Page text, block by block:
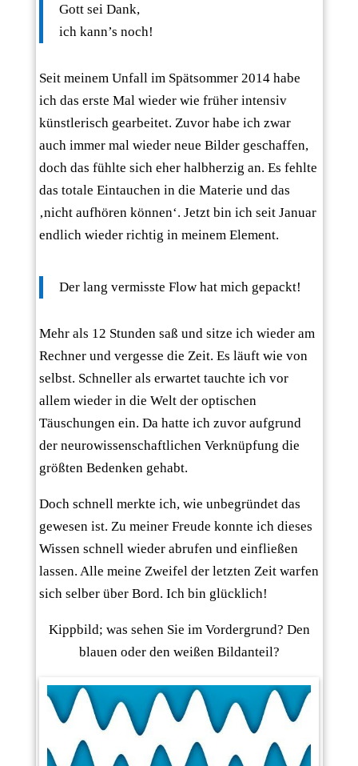
Gott sei Dank,
ich kann’s noch!
Seit meinem Unfall im Spätsommer 2014 habe
ich das erste Mal wieder wie früher intensiv
künstlerisch gearbeitet. Zuvor habe ich zwar
auch immer mal wieder neue Bilder geschaffen,
doch das fühlte sich eher halbherzig an. Es fehlte
das totale Eintauchen in die Materie und das
‚nicht aufhören können‘. Jetzt bin ich seit Januar
endlich wieder richtig in meinem Element.
Der lang vermisste Flow hat mich gepackt!
Mehr als 12 Stunden saß und sitze ich wieder am
Rechner und vergesse die Zeit. Es läuft wie von
selbst. Schneller als erwartet tauchte ich vor
allem wieder in die Welt der optischen
Täuschungen ein. Da hatte ich zuvor aufgrund
der neurowissenschaftlichen Verknüpfung die
größten Bedenken gehabt.
Doch schnell merkte ich, wie unbegründet das
gewesen ist. Zu meiner Freude konnte ich dieses
Wissen schnell wieder abrufen und einfließen
lassen. Alle meine Zweifel der letzten Zeit warfen
sich selber über Bord. Ich bin glücklich!
Kippbild; was sehen Sie im Vordergrund? Den
blauen oder den weißen Bildanteil?